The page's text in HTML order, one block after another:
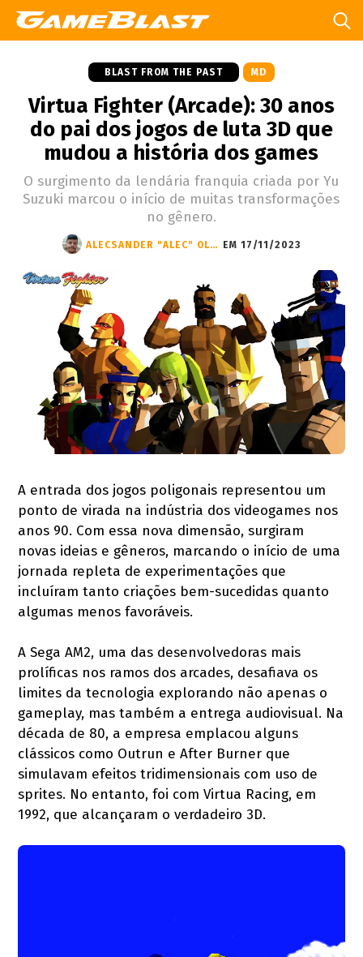
BLAST FROM THE PAST MD
Virtua Fighter (Arcade): 30 anos
do pai dos jogos de luta 3D que
mudou a história dos games
O surgimento da lendária franquia criada por Yu
Suzuki marcou o início de muitas transformações
no gênero.
ALECSANDER "ALEC" OLIVEIRA EM 17/11/2023
A entrada dos jogos poligonais representou um
ponto de virada na indústria dos videogames nos
anos 90. Com essa nova dimensão, surgiram
novas ideias e gêneros, marcando o início de uma
jornada repleta de experimentações que
incluíram tanto criações bem-sucedidas quanto
algumas menos favoráveis.
A Sega AM2, uma das desenvolvedoras mais
prolíficas nos ramos dos arcades, desafiava os
limites da tecnologia explorando não apenas o
gameplay, mas também a entrega audiovisual. Na
década de 80, a empresa emplacou alguns
clássicos como Outrun e After Burner que
simulavam efeitos tridimensionais com uso de
sprites. No entanto, foi com Virtua Racing, em
1992, que alcançaram o verdadeiro 3D.